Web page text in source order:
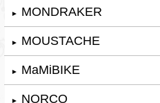
► MONDRAKER
► MOUSTACHE
► MaMiBIKE
► NORCO